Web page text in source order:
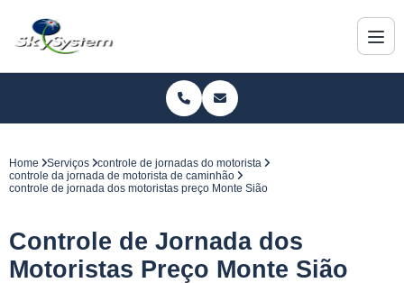
Home Serviços
controle de jornadas do motorista
controle da jornada de motorista de caminhão
controle de jornada dos motoristas preço Monte Sião
Controle de Jornada dos
Motoristas Preço Monte Sião